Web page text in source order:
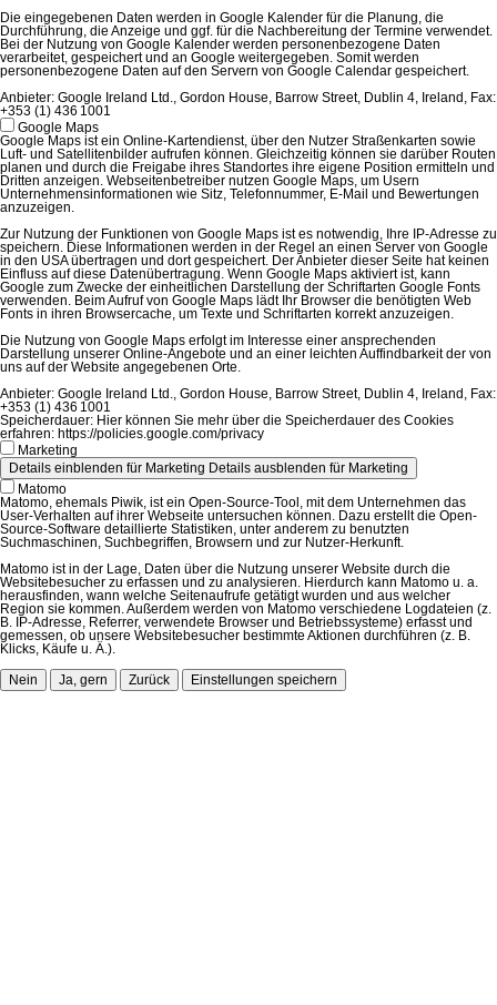
Die eingegebenen Daten werden in Google Kalender für die Planung, die
Durchführung, die Anzeige und ggf. für die Nachbereitung der Termine verwendet.
Bei der Nutzung von Google Kalender werden personenbezogene Daten
verarbeitet, gespeichert und an Google weitergegeben. Somit werden
personenbezogene Daten auf den Servern von Google Calendar gespeichert.
Anbieter: Google Ireland Ltd., Gordon House, Barrow Street, Dublin 4, Ireland, Fax:
+353 (1) 436 1001
Google Maps
Google Maps ist ein Online-Kartendienst, über den Nutzer Straßenkarten sowie
Luft- und Satellitenbilder aufrufen können. Gleichzeitig können sie darüber Routen
planen und durch die Freigabe ihres Standortes ihre eigene Position ermitteln und
Dritten anzeigen. Webseitenbetreiber nutzen Google Maps, um Usern
Unternehmensinformationen wie Sitz, Telefonnummer, E-Mail und Bewertungen
anzuzeigen.
Zur Nutzung der Funktionen von Google Maps ist es notwendig, Ihre IP-Adresse zu
speichern. Diese Informationen werden in der Regel an einen Server von Google
in den USA übertragen und dort gespeichert. Der Anbieter dieser Seite hat keinen
Einfluss auf diese Datenübertragung. Wenn Google Maps aktiviert ist, kann
Google zum Zwecke der einheitlichen Darstellung der Schriftarten Google Fonts
verwenden. Beim Aufruf von Google Maps lädt Ihr Browser die benötigten Web
Fonts in ihren Browsercache, um Texte und Schriftarten korrekt anzuzeigen.
Die Nutzung von Google Maps erfolgt im Interesse einer ansprechenden
Darstellung unserer Online-Angebote und an einer leichten Auffindbarkeit der von
uns auf der Website angegebenen Orte.
Anbieter: Google Ireland Ltd., Gordon House, Barrow Street, Dublin 4, Ireland, Fax:
+353 (1) 436 1001
Speicherdauer: Hier können Sie mehr über die Speicherdauer des Cookies
erfahren: https://policies.google.com/privacy
Marketing
Details einblenden für Marketing Details ausblenden für Marketing
Matomo
Matomo, ehemals Piwik, ist ein Open-Source-Tool, mit dem Unternehmen das
User-Verhalten auf ihrer Webseite untersuchen können. Dazu erstellt die Open-
Source-Software detaillierte Statistiken, unter anderem zu benutzten
Suchmaschinen, Suchbegriffen, Browsern und zur Nutzer-Herkunft.
Matomo ist in der Lage, Daten über die Nutzung unserer Website durch die
Websitebesucher zu erfassen und zu analysieren. Hierdurch kann Matomo u. a.
herausfinden, wann welche Seitenaufrufe getätigt wurden und aus welcher
Region sie kommen. Außerdem werden von Matomo verschiedene Logdateien (z.
B. IP-Adresse, Referrer, verwendete Browser und Betriebssysteme) erfasst und
gemessen, ob unsere Websitebesucher bestimmte Aktionen durchführen (z. B.
Klicks, Käufe u. Ä.).
Nein
Ja, gern Zurück Einstellungen speichern